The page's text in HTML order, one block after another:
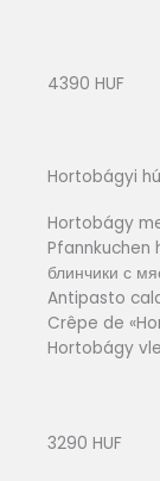
4390 HUF
Hortobágyi
Hortobágy
Pfannkuchen
блинчики с
Antipasto
Crêpe de
Hortobágy
3290 HUF